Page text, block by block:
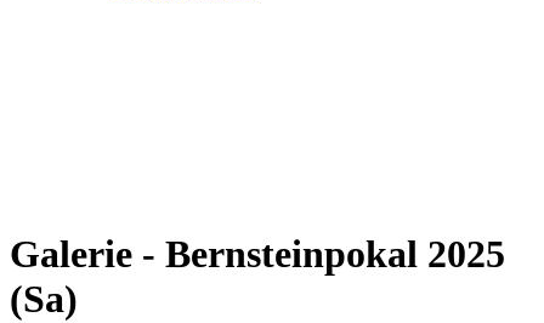
Galerie - Bernsteinpokal 2025
(Sa)